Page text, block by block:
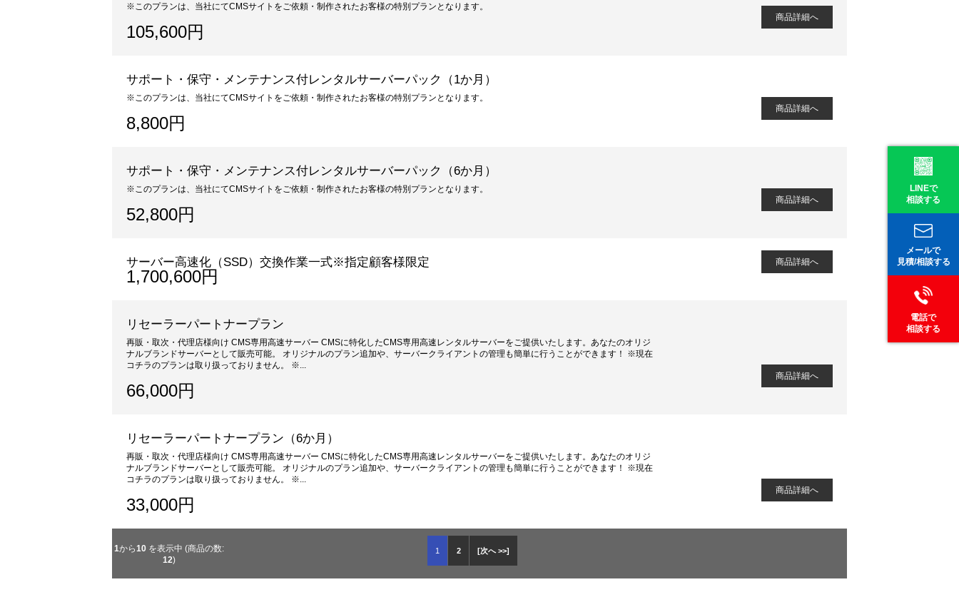
LINEで
相談する
メールで
見積/相談する
電話で
相談する
※このプランは、当社にてCMSサイトをご依頼・制作されたお客様の特別プランとなります。
105,600円
商品詳細へ
サポート・保守・メンテナンス付レンタルサーバーパック（1か月）
※このプランは、当社にてCMSサイトをご依頼・制作されたお客様の特別プランとなります。
8,800円
商品詳細へ
サポート・保守・メンテナンス付レンタルサーバーパック（6か月）
※このプランは、当社にてCMSサイトをご依頼・制作されたお客様の特別プランとなります。
52,800円
商品詳細へ
サーバー高速化（SSD）交換作業一式※指定顧客様限定
1,700,600円
商品詳細へ
リセーラーパートナープラン
再販・取次・代理店様向け CMS専用高速サーバー CMSに特化したCMS専用高速レンタルサーバーをご提供いたします。あなたのオリジ
ナルブランドサーバーとして販売可能。 オリジナルのプラン追加や、サーバークライアントの管理も簡単に行うことができます！ ※現在
コチラのプランは取り扱っておりません。 ※...
66,000円
商品詳細へ
リセーラーパートナープラン（6か月）
再販・取次・代理店様向け CMS専用高速サーバー CMSに特化したCMS専用高速レンタルサーバーをご提供いたします。あなたのオリジ
ナルブランドサーバーとして販売可能。 オリジナルのプラン追加や、サーバークライアントの管理も簡単に行うことができます！ ※現在
コチラのプランは取り扱っておりません。 ※...
33,000円
商品詳細へ
1 2 [次へ >>]
1から10 を表示中 (商品の数:
12)